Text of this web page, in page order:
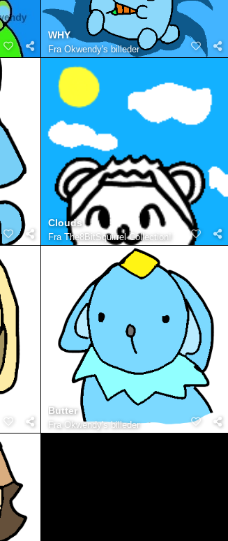
WHY
FraOkwendy's billeder
Clouds
Fra The8BitSquirrel Collection!
Butter
Fra Okwendy's billeder